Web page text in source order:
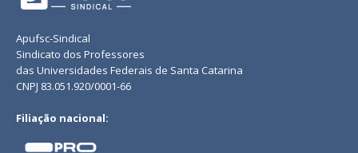
Apufsc-Sindical
Sindicato dos Professores
das Universidades Federais de Santa Catarina
CNPJ 83.051.920/0001-66
Filiação nacional: